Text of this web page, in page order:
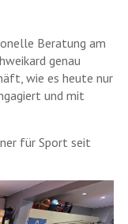
Beratung am
genau
wie es heute nur
und mit
für Sport seit